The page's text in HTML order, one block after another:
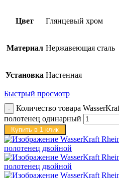
Цвет Глянцевый хром
Материал Нержавеющая сталь
Установка Настенная
Быстрый просмотр
Количество товара
полотенец одинарный
Купить в 1 клик